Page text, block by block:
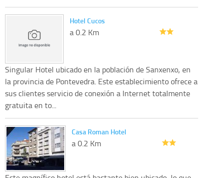
Hotel Cucos
a 0.2 Km
Singular Hotel ubicado en la población de Sanxenxo, en
la provincia de Pontevedra. Este establecimiento ofrece a
sus clientes servicio de conexión a Internet totalmente
gratuita en to...
Casa Roman Hotel
a 0.2 Km